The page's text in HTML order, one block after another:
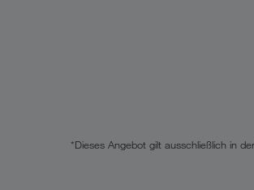
*Dieses Angebot gilt ausschließlich in